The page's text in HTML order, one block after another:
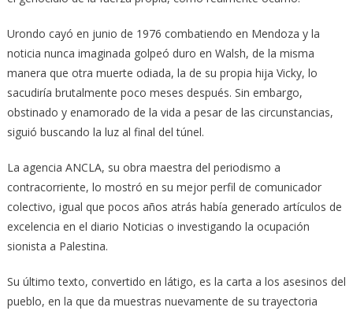
Urondo cayó en junio de 1976 combatiendo en Mendoza y la
noticia nunca imaginada golpeó duro en Walsh, de la misma
manera que otra muerte odiada, la de su propia hija Vicky, lo
sacudiría brutalmente poco meses después. Sin embargo,
obstinado y enamorado de la vida a pesar de las circunstancias,
siguió buscando la luz al final del túnel.
La agencia ANCLA, su obra maestra del periodismo a
contracorriente, lo mostró en su mejor perfil de comunicador
colectivo, igual que pocos años atrás había generado artículos de
excelencia en el diario Noticias o investigando la ocupación
sionista a Palestina.
Su último texto, convertido en látigo, es la carta a los asesinos del
pueblo, en la que da muestras nuevamente de su trayectoria